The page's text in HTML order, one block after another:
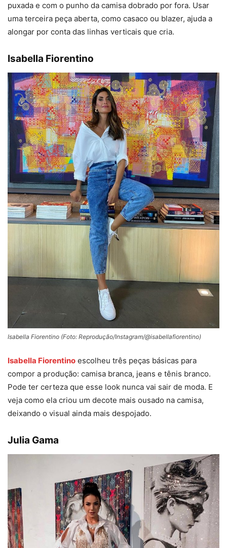
puxada e com o punho da camisa dobrado por fora. Usar
uma terceira peça aberta, como casaco ou blazer, ajuda a
alongar por conta das linhas verticais que cria.
Isabella Fiorentino
Isabella Fiorentino (Foto: Reprodução/Instagram/@isabellafiorentino)
Isabella Fiorentino escolheu três peças básicas para
compor a produção: camisa branca, jeans e tênis branco.
Pode ter certeza que esse look nunca vai sair de moda. E
veja como ela criou um decote mais ousado na camisa,
deixando o visual ainda mais despojado.
Julia Gama